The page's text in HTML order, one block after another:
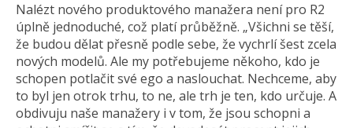
Nalézt nového produktového manažera není pro R2
úplně jednoduché, což platí průběžně. „Všichni se těší,
že budou dělat přesně podle sebe, že vychrlí šest zcela
nových modelů. Ale my potřebujeme někoho, kdo je
schopen potlačit své ego a naslouchat. Nechceme, aby
to byl jen otrok trhu, to ne, ale trh je ten, kdo určuje. A
obdivuju naše manažery i v tom, že jsou schopni a